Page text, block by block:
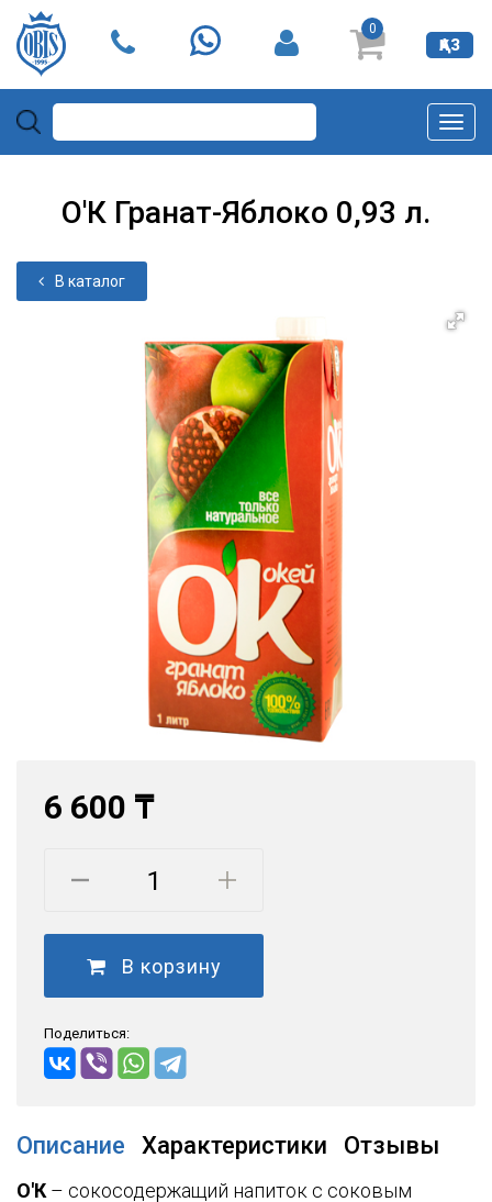
0
ҚАЗ
О'К Гранат-Яблоко 0,93 л.
В каталог
6 600 ₸
В корзину
Поделиться:
Описание Характеристики Отзывы
О'К – сокосодержащий напиток с соковым